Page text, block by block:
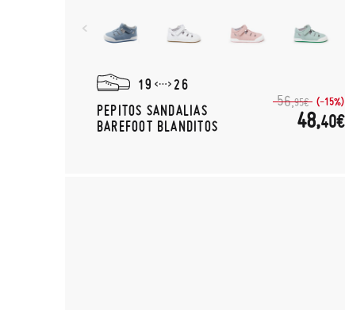
19
26
PEPITOS SANDALIAS
BAREFOOT BLANDITOS
56,95€ (-15%)
48,40€